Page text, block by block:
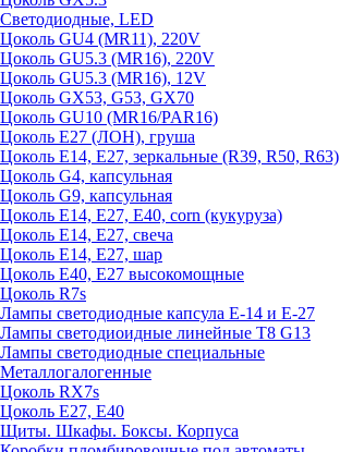
Светодиодные, LED
Цоколь GU4 (MR11), 220V
Цоколь GU5.3 (MR16), 220V
Цоколь GU5.3 (MR16), 12V
Цоколь GX53, G53, GX70
Цоколь GU10 (MR16/PAR16)
Цоколь Е27 (ЛОН), груша
Цоколь Е14, Е27, зеркальные (R39, R50, R63)
Цоколь G4, капсульная
Цоколь G9, капсульная
Цоколь Е14, Е27, Е40, corn (кукуруза)
Цоколь Е14, Е27, свеча
Цоколь Е14, Е27, шар
Цоколь Е40, Е27 высокомощные
Цоколь R7s
Лампы светодиодные капсула Е-14 и Е-27
Лампы светодиоидные линейные T8 G13
Лампы светодиодные специальные
Металлогалогенные
Цоколь RX7s
Цоколь Е27, E40
Щиты. Шкафы. Боксы. Корпуса